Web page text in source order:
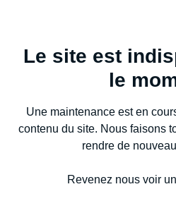
Le site est
le
Une maintenance est en
contenu du site. Nous faisons
rendre de
Revenez nous voir